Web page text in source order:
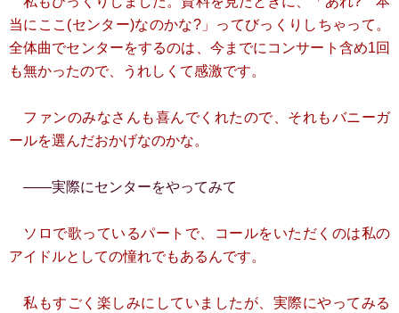
当にここ(センター)なのかな?」ってびっくりしちゃって。
全体曲でセンターをするのは、今までにコンサート含め1回
も無かったので、うれしくて感激です。
ファンのみなさんも喜んでくれたので、それもバニーガ
ールを選んだおかげなのかな。
――実際にセンターをやってみて
ソロで歌っているパートで、コールをいただくのは私の
アイドルとしての憧れでもあるんです。
私もすごく楽しみにしていましたが、実際にやってみる